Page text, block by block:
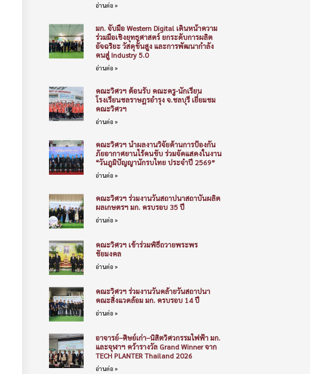
อ่านต่อ »
มก. จับมือ Western Digital เดินหน้าความ
ร่วมมือเชิงยุทธศาสตร์ ยกระดับการผลิต
อัจฉริยะ วัสดุขั้นสูง และการพัฒนากำลัง
คนสู่ Industry 5.0
อ่านต่อ »
คณะวิศวฯ ต้อนรับ คณะครู-นักเรียน
โรงเรียนชลราษฎรอำรุง จ.ชลบุรี เยี่ยมชม
คณะวิศวฯ
อ่านต่อ »
คณะวิศวฯ นำผลงานวิจัยด้านการป้องกัน
ภัยอากาศยานไร้คนขับ ร่วมจัดแสดงในงาน
“วันภูมิปัญญานักรบไทย ประจำปี 2569”
อ่านต่อ »
คณะวิศวฯ ร่วมงานวันสถาปนาสถาบันผลิต
ผลเกษตรฯ มก. ครบรอบ 35 ปี
อ่านต่อ »
คณะวิศวฯ เข้าร่วมพิธีถวายพระพร
ชัยมงคล
อ่านต่อ »
คณะวิศวฯ ร่วมงานวันคล้ายวันสถาปนา
คณะสิ่งแวดล้อม มก. ครบรอบ 14 ปี
อ่านต่อ »
อาจารย์–ศิษย์เก่า–นิสิตวิศวกรรมไฟฟ้า มก.
และจุฬาฯ คว้ารางวัล Grand Winner จาก
TECH PLANTER Thailand 2026
อ่านต่อ »